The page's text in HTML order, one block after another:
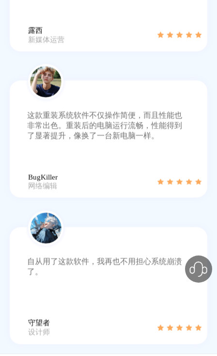
露西
新媒体运营
这款重装系统软件不仅操作简便，而且性能也
非常出色。重装后的电脑运行流畅，性能得到
了显著提升，像换了一台新电脑一样。
BugKiller
网络编辑
自从用了这款软件，我再也不用担心系统崩溃
了。
守望者
设计师